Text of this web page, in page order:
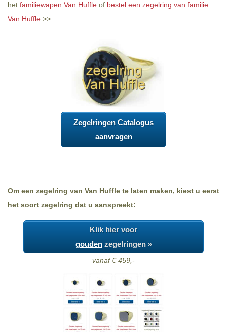
het familiewapen Van Huffle of bestel een zegelring van familie
Van Huffle >>
Zegelringen Catalogus
aanvragen
Om een zegelring van Van Huffle te laten maken, kiest u eerst
het soort zegelring dat u aanspreekt:
Klik hier voor
goudenzegelringen »
vanaf € 459,-